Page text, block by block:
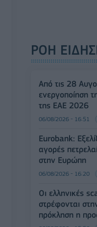
ΡΟΗ
Από τις 28
ενεργοποίηση
της ΕΑΕ 2026
06/08/2026 - 16:51
Eurobank:
αγορές
στην Ευρώπη
06/08/2026 - 16:20
Οι ελληνικές
στρέφονται
πρόκληση η